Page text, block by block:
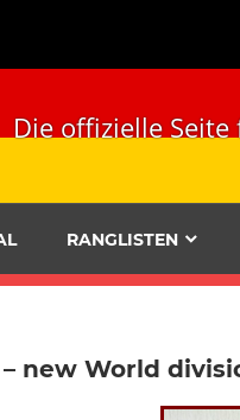
Die offizielle
RANGLISTEN
– new World